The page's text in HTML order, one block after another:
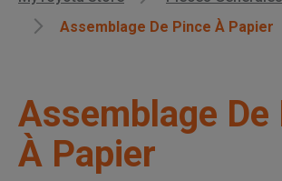
Assemblage De Pince À Papier
Assemblage De
À Papier